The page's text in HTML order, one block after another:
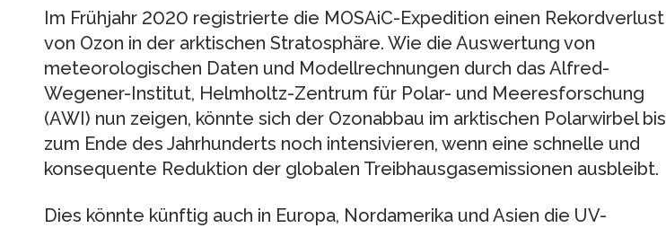
Im Frühjahr 2020 registrierte die MOSAiC-Expedition einen Rekordverlust
von Ozon in der arktischen Stratosphäre. Wie die Auswertung von
meteorologischen Daten und Modellrechnungen durch das Alfred-
Wegener-Institut, Helmholtz-Zentrum für Polar- und Meeresforschung
(AWI) nun zeigen, könnte sich der Ozonabbau im arktischen Polarwirbel bis
zum Ende des Jahrhunderts noch intensivieren, wenn eine schnelle und
konsequente Reduktion der globalen Treibhausgasemissionen ausbleibt.
Dies könnte künftig auch in Europa, Nordamerika und Asien die UV-